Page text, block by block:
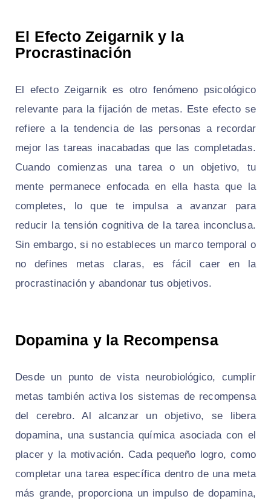
El Efecto Zeigarnik y la
Procrastinación
El efecto Zeigarnikes otro fenómeno psicológico
relevante para la fijación de metas. Este efecto se
refiere a la tendencia de las personas a recordar
mejor las tareas inacabadas que las completadas.
Cuando comienzas una tarea o un objetivo, tu
mente permanece enfocada en ella hasta que la
completes, lo que te impulsa a avanzar para
reducir la tensión cognitiva de la tarea inconclusa.
Sin embargo, si no estableces un marco temporal o
no defines metas claras, es fácil caer en la
procrastinación y abandonar tus objetivos.
Dopamina y la Recompensa
Desde un punto de vista neurobiológico, cumplir
metas también activa los sistemas de recompensa
del cerebro. Al alcanzar un objetivo, se libera
dopamina, una sustancia química asociada con el
placer y la motivación. Cada pequeño logro, como
completar una tarea específica dentro de una meta
más grande, proporciona un impulso de dopamina,